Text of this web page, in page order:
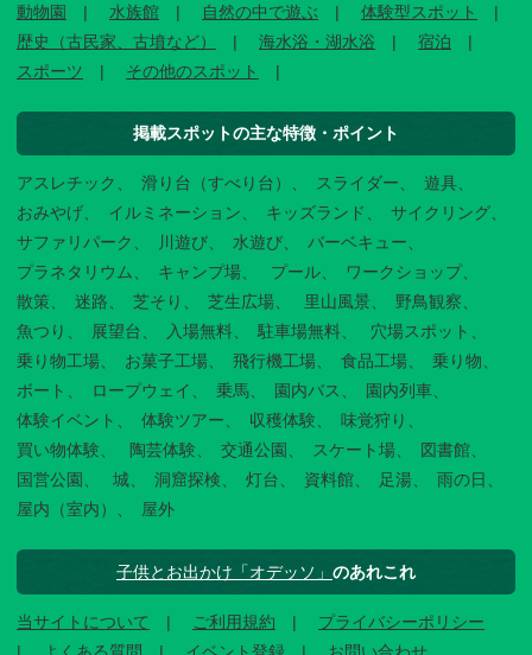
動物園
水族館 自然の中で遊ぶ
体験型スポット
歴史（古民家、古墳など）
海水浴・湖水浴
宿泊
スポーツ
その他のスポット
掲載スポットの主な特徴・ポイント
アスレチック 滑り台（すべり台） スライダー
遊具
おみやげ
イルミネーション キッズランド
サイクリング
サファリパーク
川遊び 水遊び
バーベキュー
プラネタリウム
キャンプ場 プール
ワークショップ
散策
迷路 芝そり 芝生広場 里山風景
野鳥観察
魚つり
展望台 入場無料 駐車場無料
穴場スポット
乗り物工場
お菓子工場 飛行機工場 食品工場
乗り物
ボート
ロープウェイ 乗馬 園内バス
園内列車
体験イベント
体験ツアー 収穫体験
味覚狩り
買い物体験
陶芸体験 交通公園 スケート場
図書館
国営公園
城 洞窟探検 灯台 資料館 足湯
雨の日
屋内（室内）
屋外
子供とお出かけ「オデッソ」 のあれこれ
当サイトについて ご利用規約
プライバシーポリシー